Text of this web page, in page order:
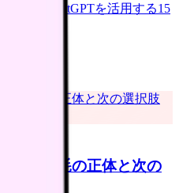
看護師がChatGPTを活用する15
へ｜消耗の正体と次の